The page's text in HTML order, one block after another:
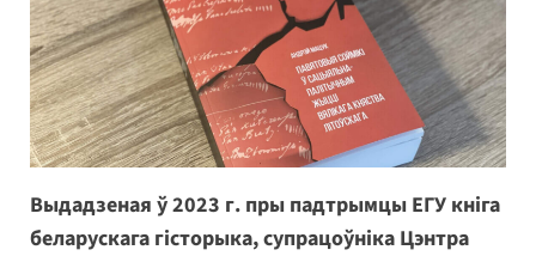
Выдадзеная ў 2023 г. пры падтрымцы ЕГУ кніга
беларускага гісторыка, супрацоўніка Цэнтра